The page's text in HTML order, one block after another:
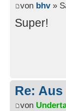
von bhv»
Super!
Re:
von